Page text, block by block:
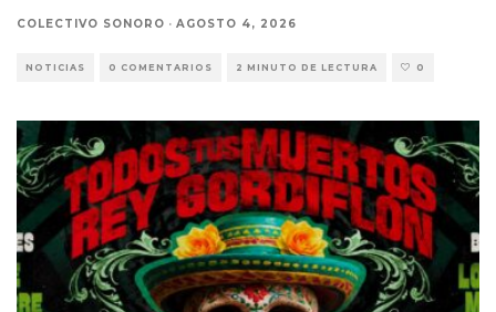
COLECTIVO SONORO · AGOSTO 4, 2026
NOTICIAS 0 COMENTARIOS 2 MINUTO DE LECTURA 0